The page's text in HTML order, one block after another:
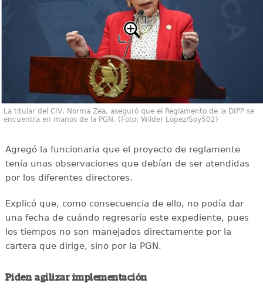
La titular del CIV, Norma Zea, aseguró que el Reglamento de la DIPP se
encuentra en manos de la PGN. (Foto: Wilder López/Soy502)
Agregó la funcionaria que el proyecto de reglamente
tenía unas observaciones que debían de ser atendidas
por los diferentes directores.
Explicó que, como consecuencia de ello, no podía dar
una fecha de cuándo regresaría este expediente, pues
los tiempos no son manejados directamente por la
cartera que dirige, sino por la PGN.
Piden agilizar implementación